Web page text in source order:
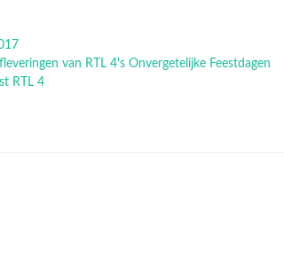
van RTL 4's Onvergetelijke Feestdagen
RTL 4